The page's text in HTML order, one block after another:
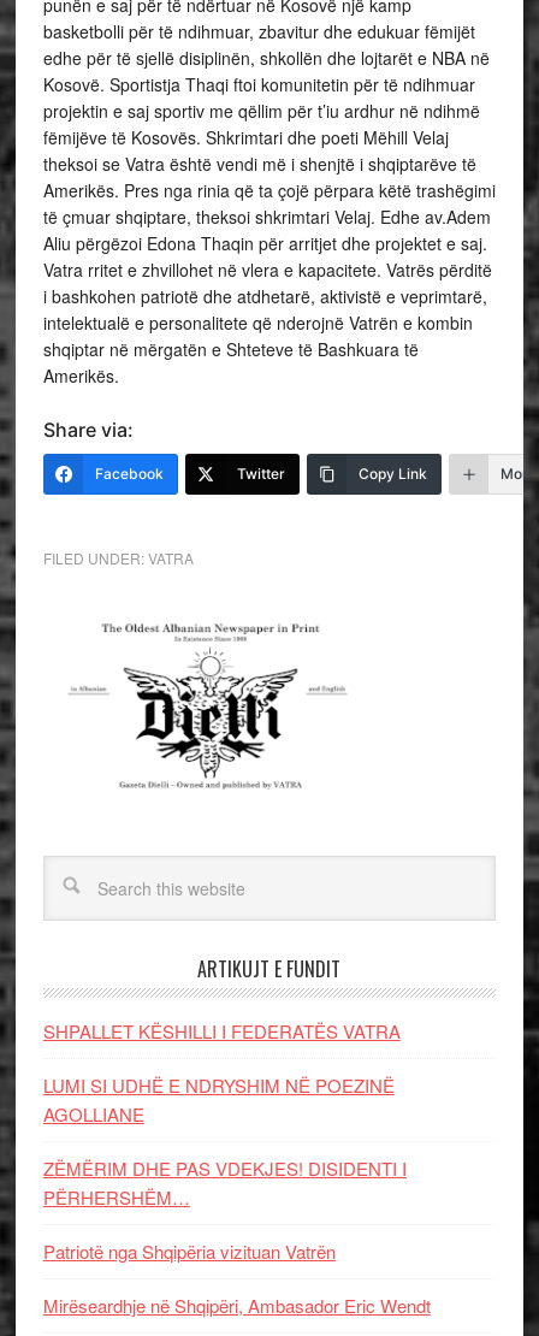
punën e saj për të ndërtuar në Kosovë një kamp
basketbolli për të ndihmuar, zbavitur dhe edukuar fëmijët
edhe për të sjellë disiplinën, shkollën dhe lojtarët e NBA në
Kosovë. Sportistja Thaqi ftoi komunitetin për të ndihmuar
projektin e saj sportiv me qëllim për t’iu ardhur në ndihmë
fëmijëve të Kosovës. Shkrimtari dhe poeti Mëhill Velaj
theksoi se Vatra është vendi më i shenjtë i shqiptarëve të
Amerikës. Pres nga rinia që ta çojë përpara këtë trashëgimi
të çmuar shqiptare, theksoi shkrimtari Velaj. Edhe av.Adem
Aliu përgëzoi Edona Thaqin për arritjet dhe projektet e saj.
Vatra rritet e zhvillohet në vlera e kapacitete. Vatrës përditë
i bashkohen patriotë dhe atdhetarë, aktivistë e veprimtarë,
intelektualë e personalitete që nderojnë Vatrën e kombin
shqiptar në mërgatën e Shteteve të Bashkuara të
Amerikës.
Share via:
Facebook Twitter Copy Link More
FILED UNDER:VATRA
ARTIKUJT E FUNDIT
SHPALLET KËSHILLI I FEDERATËS VATRA
LUMI SI UDHË E NDRYSHIM NË POEZINË
AGOLLIANE
ZËMËRIM DHE PAS VDEKJES! DISIDENTI I
PËRHERSHËM…
Patriotë nga Shqipëria vizituan Vatrën
Mirëseardhje në Shqipëri, Ambasador Eric Wendt